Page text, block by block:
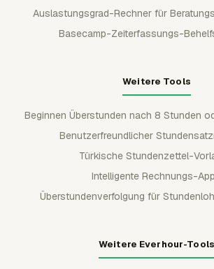
Auslastungsgrad-Rechner für
Basecamp-Zeiterfassungs-
Weitere Tools
Beginnen Überstunden nach 8 Stunden
Benutzerfreundlicher
Türkische Stundenzettel-
Intelligente Rechnungs-App
Überstundenverfolgung für
Weitere Everhour-Tools